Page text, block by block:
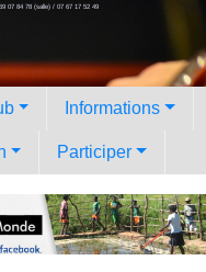
07 84 78 (salle) / 07 67 17 52 49
Informations
Participer